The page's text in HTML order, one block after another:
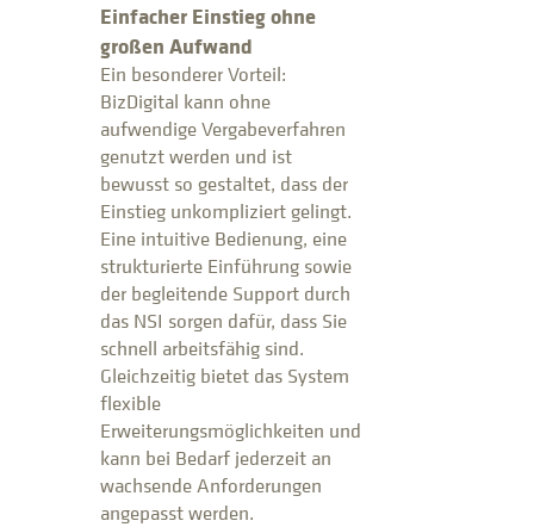
Einfacher Einstieg ohne
großen Aufwand
Ein besonderer Vorteil:
BizDigital kann ohne
aufwendige Vergabeverfahren
genutzt werden und ist
bewusst so gestaltet, dass der
Einstieg unkompliziert gelingt.
Eine intuitive Bedienung, eine
strukturierte Einführung sowie
der begleitende Support durch
das NSI sorgen dafür, dass Sie
schnell arbeitsfähig sind.
Gleichzeitig bietet das System
flexible
Erweiterungsmöglichkeiten und
kann bei Bedarf jederzeit an
wachsende Anforderungen
angepasst werden.